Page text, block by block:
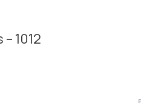
1012